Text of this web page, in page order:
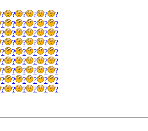
? ? ? ? ?
?
? ? ? ? ?
?
? ? ? ? ?
?
? ? ? ? ?
?
? ? ? ? ?
?
? ? ? ? ?
?
? ? ? ? ?
?
? ? ? ? ?
?
? ? ? ? ?
?